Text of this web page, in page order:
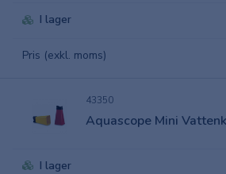
I lager
Pris (exkl. moms)
43350
Aquascope Mini
I lager